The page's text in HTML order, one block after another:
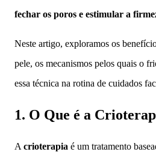
fechar os poros e estimular a
Neste artigo, exploramos os
pele, os mecanismos pelos quais o
essa técnica na rotina de cuidados
1. O Que é a
A crioterapia é um tratamento